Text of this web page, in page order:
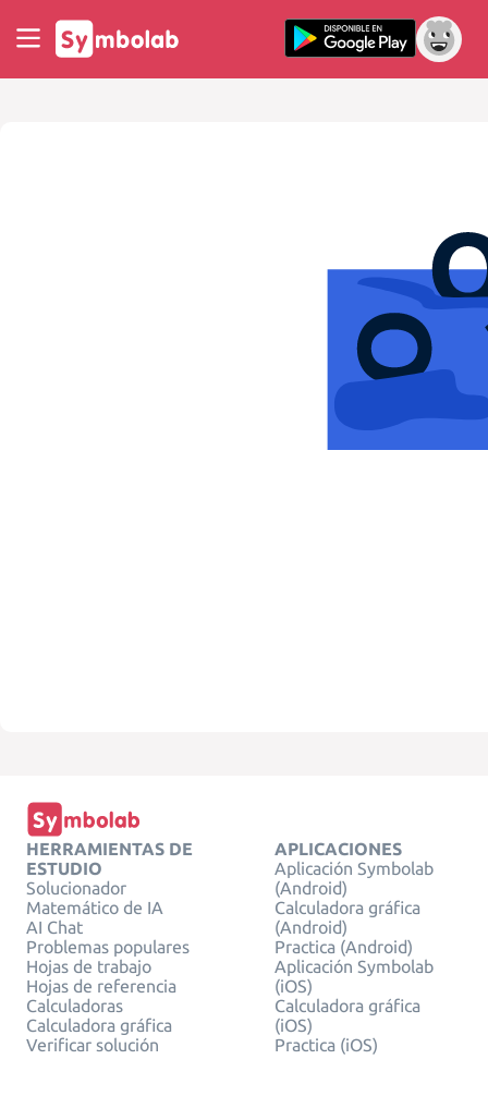
HERRAMIENTAS DE
ESTUDIO
Solucionador
Matemático de IA
AI Chat
Problemas populares
Hojas de trabajo
Hojas de referencia
Calculadoras
Calculadora gráfica
Verificar solución
APLICACIONES
Aplicación Symbolab
(Android)
Calculadora gráfica
(Android)
Practica (Android)
Aplicación Symbolab
(iOS)
Calculadora gráfica
(iOS)
Practica (iOS)